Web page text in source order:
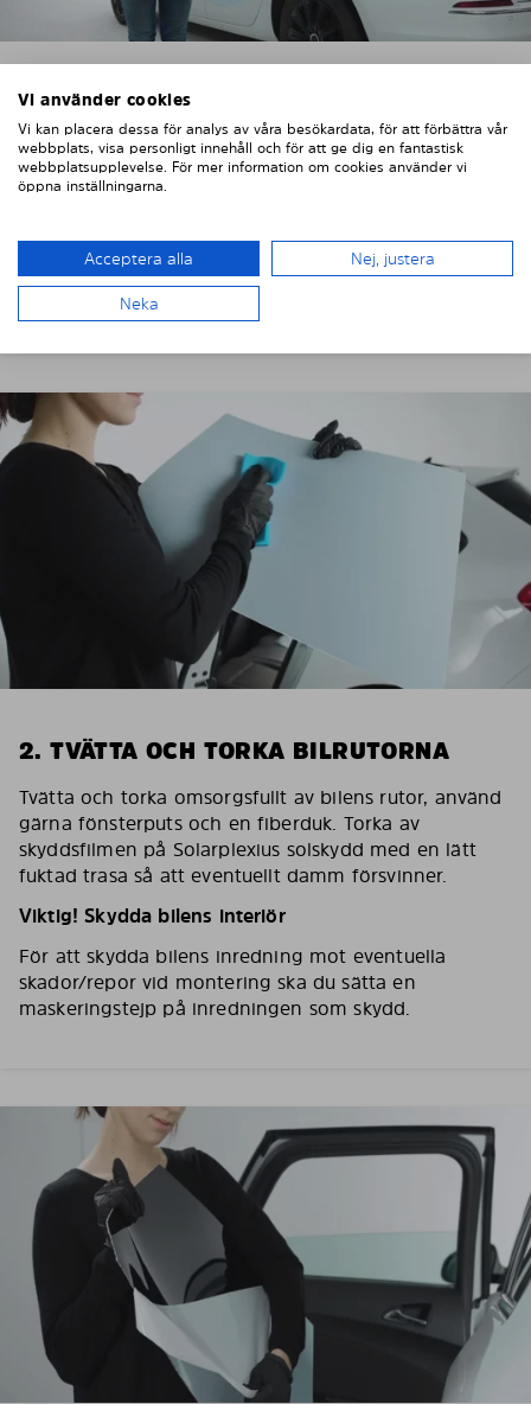
1. INNAN MONTERING
Innan du monterar solskydden på din bil så kan du
kontrollera att de medföljande solskydden passar din
Beroende på antalet ruter och fordon, så tar det ca.
15 – 30 minuter för montering av Solarplexius
solskydd.
2. TVÄTTA OCH TORKA BILRUTORNA
Tvätta och torka omsorgsfullt av bilens rutor, använd
gärna fönsterputs och en fiberduk. Torka av
skyddsfilmen på Solarplexius solskydd med en lätt
fuktad trasa så att eventuellt damm försvinner.
Viktig! Skydda bilens interiör
För att skydda bilens inredning mot eventuella
skador/repor vid montering ska du sätta en
maskeringstejp på inredningen som skydd.
Vi använder cookies
Vi kan placera dessa för analys av våra besökardata, för att förbättra vår
webbplats, visa personligt innehåll och för att ge dig en fantastisk
webbplatsupplevelse. För mer information om cookies använder vi
öppna inställningarna.
Acceptera alla Nej, justera
Neka